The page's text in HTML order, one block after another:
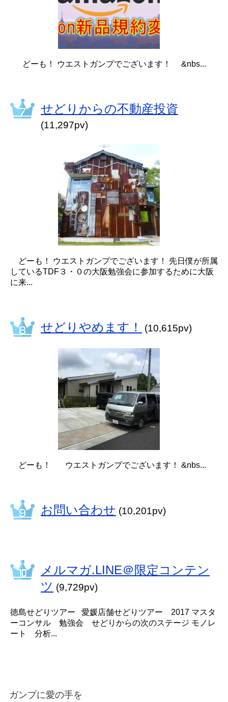
どーも！ ウエストガンプでございます！ &nbs...
せどりからの不動産投資
(11,297pv)
どーも！ ウエストガンプでございます！ 先日僕が所属
しているTDF３・０の大阪勉強会に参加するために大阪
に来...
せどりやめます！ (10,615pv)
どーも！ ウエストガンプでございます！ &nbs...
お問い合わせ (10,201pv)
メルマガ.LINE＠限定コンテン
ツ (9,729pv)
徳島せどりツアー 愛媛店舗せどりツアー 2017 マスタ
ーコンサル 勉強会 せどりからの次のステージ モノレ
ート 分析...
ガンプに愛の手を